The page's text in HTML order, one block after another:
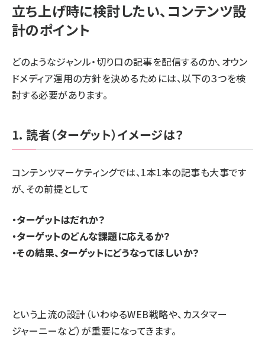
立ち上げ時に検討したい、コンテンツ設
計のポイント
どのようなジャンル・切り口の記事を配信するのか、オウン
ドメディア運用の方針を決めるためには、以下の３つを検
討する必要があります。
1. 読者（ターゲット）イメージは？
コンテンツマーケティングでは、1本1本の記事も大事です
が、その前提として
・ターゲットはだれか？
・ターゲットのどんな課題に応えるか？
・その結果、ターゲットにどうなってほしいか？
という上流の設計（いわゆるWEB戦略や、カスタマー
ジャーニーなど）が重要になってきます。